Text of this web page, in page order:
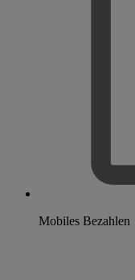
Mobiles Bezahlen